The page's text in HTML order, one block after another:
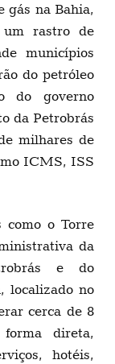
gás na Bahia,
rastro de
municípios
do petróleo
do governo
da Petrobrás
milhares de
ICMS, ISS
como o Torre
da
e do
localizado no
cerca de 8
direta,
hotéis,